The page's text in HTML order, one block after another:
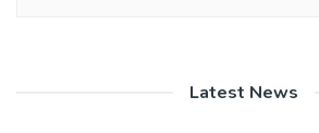
Latest News